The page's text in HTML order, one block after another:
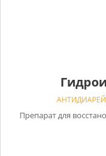
Препарат для